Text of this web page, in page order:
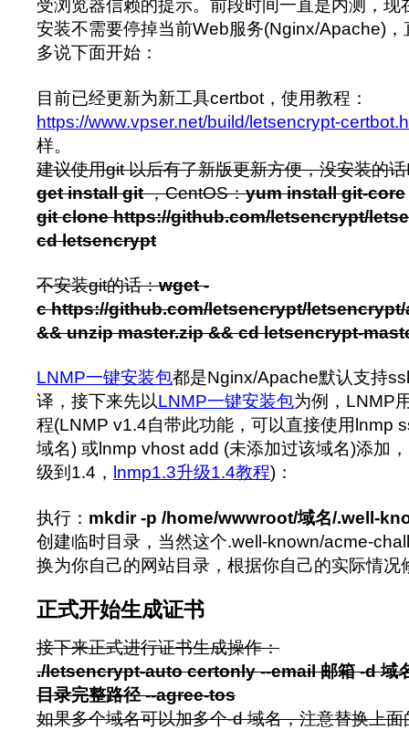
受浏览器信赖的提示。前段时间一直是内测，现
安装不需要停掉当前Web服务(Nginx/Apache)
多说下面开始：
目前已经更新为新工具certbot，使用教程：
https://www.vpser.net/build/letsencrypt-
样。
建议使用git 以后有了新版更新方便，没安装的
get install git，CentOS：yum install git-core
git clone https://github.com/letsencrypt/
cd letsencrypt
不安装git的话：wget -
c https://github.com/letsencrypt/
&& unzip master.zip && cd letsencrypt-
LNMP一键安装包都是Nginx/Apache默认支持
译，接下来先以LNMP一键安装包为例，LNMP
程(LNMP v1.4自带此功能，可以直接使用lnmp
域名) 或lnmp vhost add (未添加过该域名)添加
级到1.4，
lnmp1.3升级1.4教程)：
执行： mkdir -p /home/wwwroot/域名/.well-
创建临时目录，当然这个.well-known/acme-
换为你自己的网站目录，根据你自己的实际情况
正式开始生成证书
接下来正式进行证书生成操作：
./letsencrypt-auto certonly --email 邮箱 -d 域
目录完整路径 --agree-tos
如果多个域名可以加多个-d 域名，注意替换上